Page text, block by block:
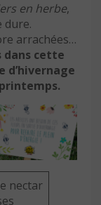
en herbe,
dure.
arrachées…
dans cette
nectar